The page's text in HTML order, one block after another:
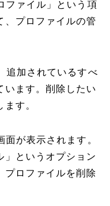
ファイル」という項
、プロファイルの管
追加されているすべ
います。削除したい
す。
が表示されます。
」というオプション
プロファイルを削除